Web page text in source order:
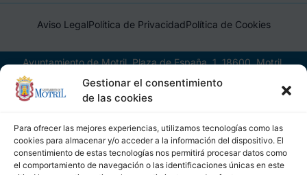
Gestionar el consentimiento
de las cookies
Para ofrecer las mejores experiencias, utilizamos tecnologías como las
cookies para almacenar y/o acceder a la información del dispositivo. El
consentimiento de estas tecnologías nos permitirá procesar datos como
el comportamiento de navegación o las identificaciones únicas en este
Aviso LegalPolítica de PrivacidadPolítica de Cookies
Ayuntamiento de Motril, Plaza de España, 1, 18600, Motril,
(Granada), CIF: P1814200J, DIR3: L01181400